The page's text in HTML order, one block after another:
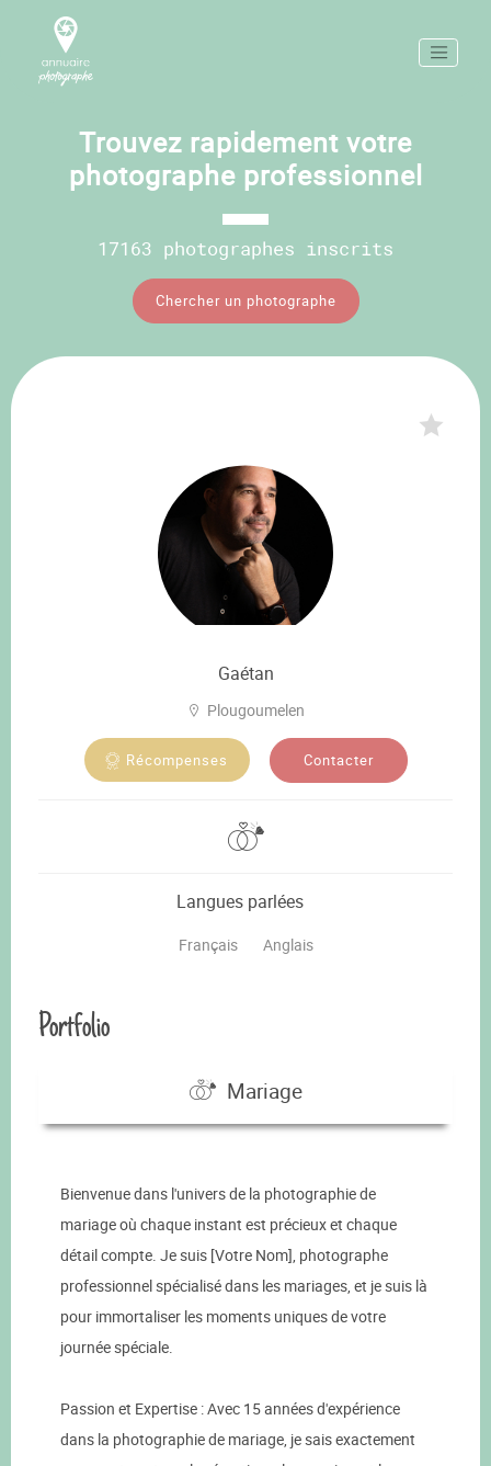
Trouvez rapidement votre
photographe professionnel
17163 photographes inscrits
Chercher un photographe
Gaétan
Plougoumelen
Récompenses Contacter
Langues parlées
Français Anglais
Portfolio
Mariage
Bienvenue dans l'univers de la photographie de
mariage où chaque instant est précieux et chaque
détail compte. Je suis [Votre Nom], photographe
professionnel spécialisé dans les mariages, et je suis là
pour immortaliser les moments uniques de votre
journée spéciale.
Passion et Expertise : Avec 15 années d'expérience
dans la photographie de mariage, je sais exactement